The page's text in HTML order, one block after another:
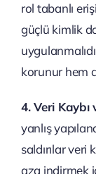
rol tabanlı
güçlü kimlik
korunur hem
4. Veri Kaybı
yanlış
saldırılar veri
aza indirmek